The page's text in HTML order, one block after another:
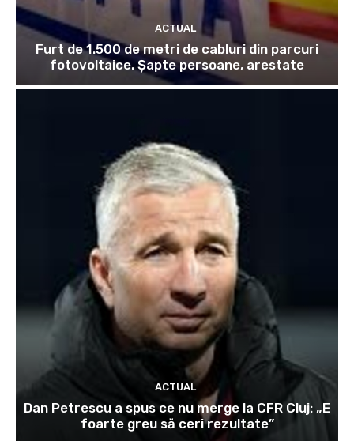
ACTUAL
Furt de 1.500 de metri de cabluri din parcuri
fotovoltaice. Șapte persoane, arestate
ACTUAL
Dan Petrescu a spus ce nu merge la CFR Cluj: „E
foarte greu să ceri rezultate”